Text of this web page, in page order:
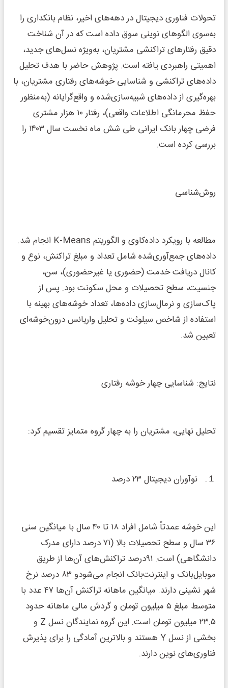
تحولات فناوری دیجیتال در دهه‌های اخیر، نظام بانکداری را
به‌سوی الگوهای نوینی سوق داده است که در آن شناخت
دقیق رفتارهای تراکنشی مشتریان، به‌ویژه نسل‌های جدید،
اهمیتی راهبردی یافته است. پژوهش حاضر با هدف تحلیل
داده‌های تراکنشی و شناسایی خوشه‌های رفتاری مشتریان، با
بهره‌گیری از داده‌های شبیه‌سازی‌شده و واقع‌گرایانه (به‌منظور
حفظ محرمانگی اطلاعات واقعی)، رفتار ۱۰ هزار مشتری
فرضی چهار بانک ایرانی طی شش ماه نخست سال ۱۴۰۳ را
بررسی کرده است.
روش‌شناسی
مطالعه با رویکرد داده‌کاوی و الگوریتم K-Means انجام شد.
داده‌های جمع‌آوری‌شده شامل تعداد و مبلغ تراکنش، نوع و
کانال دریافت خدمت (حضوری یا غیرحضوری)، سن،
جنسیت، سطح تحصیلات و محل سکونت بود. پس از
پاک‌سازی و نرمال‌سازی داده‌ها، تعداد خوشه‌های بهینه با
استفاده از شاخص سیلوئت و تحلیل واریانس درون‌خوشه‌ای
تعیین شد.
نتایج: شناسایی چهار خوشه رفتاری
تحلیل نهایی، مشتریان را به چهار گروه متمایز تقسیم کرد:
１. نوآوران دیجیتال ۲۳ درصد
این خوشه عمدتاً شامل افراد ۱۸ تا ۴۰ سال با میانگین سنی
۳۶ سال و سطح تحصیلات بالا (۷۱ درصد دارای مدرک
دانشگاهی) است. ۹۱درصد تراکنش‌های آن‌ها از طریق
موبایل‌بانک و اینترنت‌بانک انجام می‌شودو ۸۳ درصد نرخ
شهر نشینی دارند. میانگین ماهانه تراکنش آن‌ها ۴۷ عدد با
متوسط مبلغ ۵ میلیون تومان و گردش مالی ماهانه حدود
۲۳.۵ میلیون تومان است. این گروه نمایندگان نسل Z و
بخشی از نسل Y هستند و بالاترین آمادگی را برای پذیرش
فناوری‌های نوین دارند.